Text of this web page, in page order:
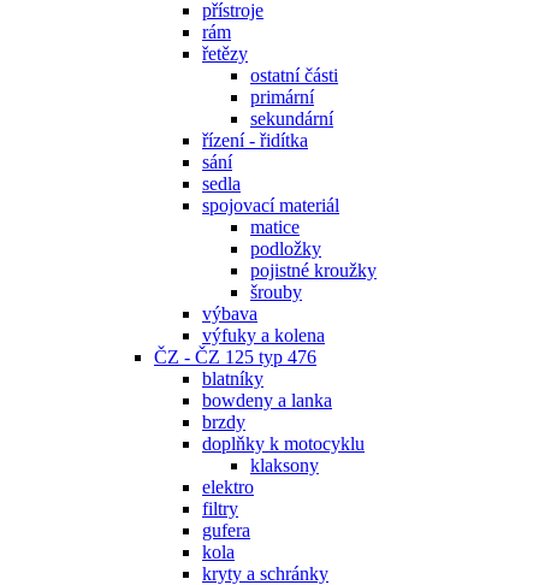
přístroje
rám
řetězy
ostatní části
primární
sekundární
řízení - řidítka
sání
sedla
spojovací materiál
matice
podložky
pojistné kroužky
šrouby
výbava
výfuky a kolena
ČZ - ČZ 125 typ 476
blatníky
bowdeny a lanka
brzdy
doplňky k motocyklu
klaksony
elektro
filtry
gufera
kola
kryty a schránky